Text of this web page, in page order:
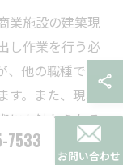
業施設の建築現
し作業を行う必
他の職種では
。また、現場
にも触れられる
。
7533
お問い合わせ